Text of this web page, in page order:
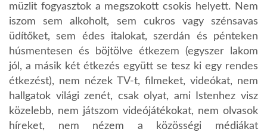
müzlit fogyasztok a megszokott csokis helyett. Nem
iszom sem alkoholt, sem cukros vagy szénsavas
üdítőket, sem édes italokat, szerdán és pénteken
húsmentesen és böjtölve étkezem (egyszer lakom
jól, a másik két étkezés együtt se tesz ki egy rendes
étkezést), nem nézek TV-t, filmeket, videókat, nem
hallgatok világi zenét, csak olyat, ami Istenhez visz
közelebb, nem játszom videójátékokat, nem olvasok
híreket, nem nézem a közösségi médiákat